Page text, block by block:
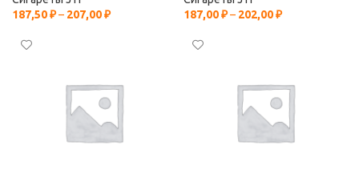
187,50₽– 207,00₽
187,00₽– 202,00₽